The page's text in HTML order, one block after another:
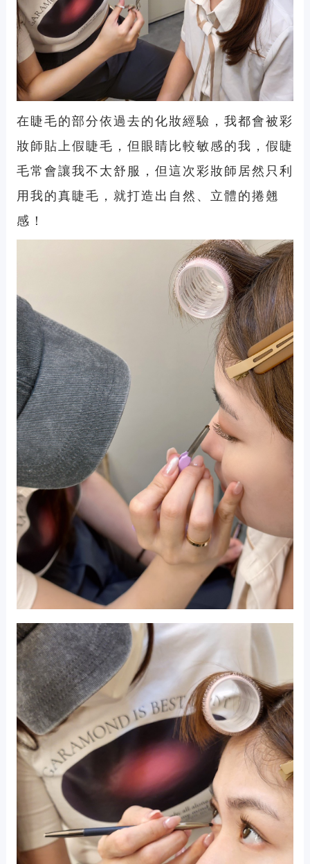
在睫毛的部分依過去的化妝經驗，我都會被彩
妝師貼上假睫毛，但眼睛比較敏感的我，假睫
毛常會讓我不太舒服，但這次彩妝師居然只利
用我的真睫毛，就打造出自然、立體的捲翹
感！